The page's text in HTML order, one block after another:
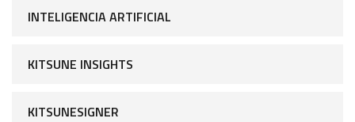
INTELIGENCIA ARTIFICIAL
KITSUNE INSIGHTS
KITSUNESIGNER